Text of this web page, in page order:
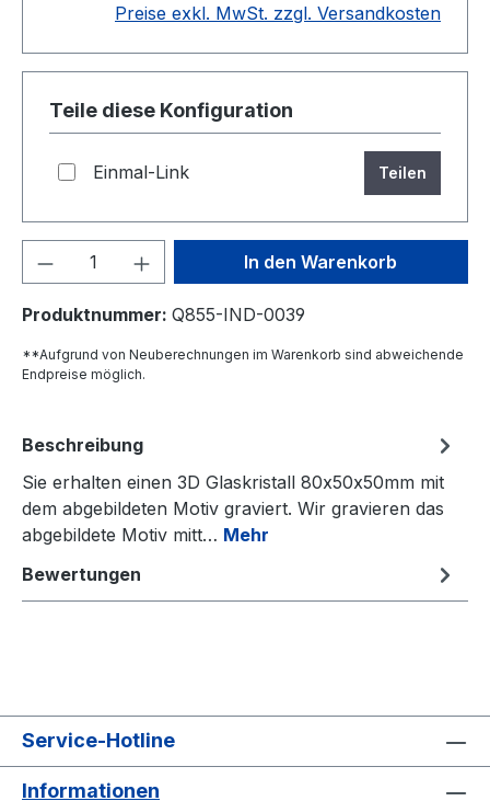
Preise exkl. MwSt. zzgl. Versandkosten
Teile diese Konfiguration
Einmal-Link Teilen
Produkt Anzahl: Gib denIn den Warenkorb
Produktnummer: Q855-IND-0039
**Aufgrund von Neuberechnungen im Warenkorb sind abweichende
Endpreise möglich.
Beschreibung
Sie erhalten einen 3D Glaskristall 80x50x50mm mit
dem abgebildeten Motiv graviert. Wir gravieren das
abgebildete Motiv mitt… Mehr
Bewertungen
Service-Hotline
Informationen